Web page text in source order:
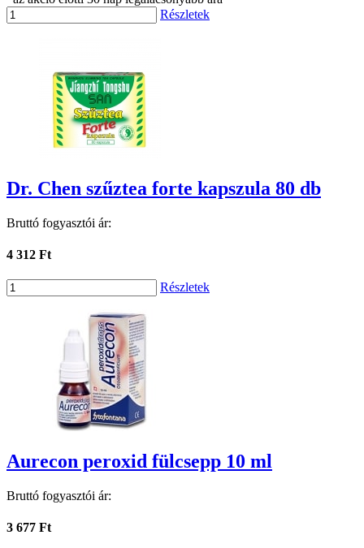
Részletek
Dr. Chen szűztea forte kapszula 80 db
Bruttó fogyasztói ár:
4 312 Ft
Részletek
Aurecon peroxid fülcsepp 10 ml
Bruttó fogyasztói ár:
3 677 Ft